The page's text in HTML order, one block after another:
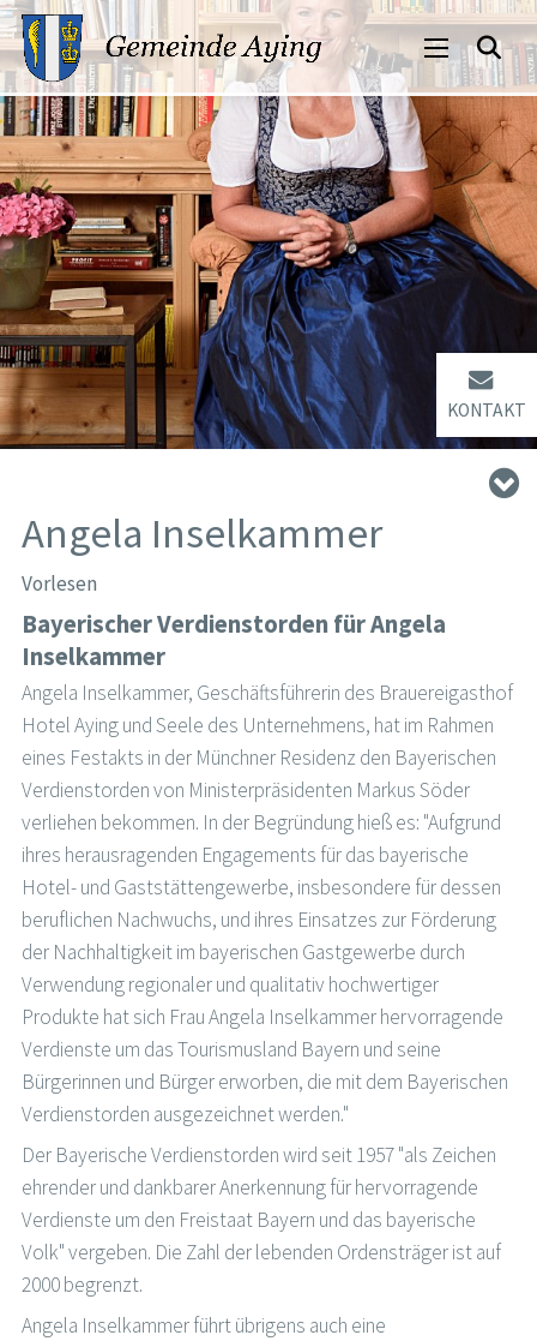
KONTAKT
Angela Inselkammer
Vorlesen
Bayerischer Verdienstorden für Angela
Inselkammer
Angela Inselkammer, Geschäftsführerin des Brauereigasthof
Hotel Aying und Seele des Unternehmens, hat im Rahmen
eines Festakts in der Münchner Residenz den Bayerischen
Verdienstorden von Ministerpräsidenten Markus Söder
verliehen bekommen. In der Begründung hieß es: "Aufgrund
ihres herausragenden Engagements für das bayerische
Hotel- und Gaststättengewerbe, insbesondere für dessen
beruflichen Nachwuchs, und ihres Einsatzes zur Förderung
der Nachhaltigkeit im bayerischen Gastgewerbe durch
Verwendung regionaler und qualitativ hochwertiger
Produkte hat sich Frau Angela Inselkammer hervorragende
Verdienste um das Tourismusland Bayern und seine
Bürgerinnen und Bürger erworben, die mit dem Bayerischen
Verdienstorden ausgezeichnet werden."
Der Bayerische Verdienstorden wird seit 1957 "als Zeichen
ehrender und dankbarer Anerkennung für hervorragende
Verdienste um den Freistaat Bayern und das bayerische
Volk" vergeben. Die Zahl der lebenden Ordensträger ist auf
2000 begrenzt.
Angela Inselkammer führt übrigens auch eine